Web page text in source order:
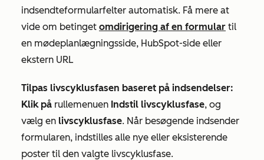
indsendteformularfelter automatisk. Få mere at
vide om betinget omdirigering af en formular til
en mødeplanlægningsside, HubSpot-side eller
ekstern URL
Tilpas livscyklusfasen baseret på indsendelser:
Klik på rullemenuen Indstil livscyklusfase, og
vælg en livscyklusfase. Når besøgende indsender
formularen, indstilles alle nye eller eksisterende
poster til den valgte livscyklusfase.